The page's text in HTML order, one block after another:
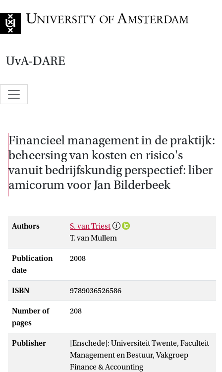
UvA-DARE
Financieel management in de praktijk:
beheersing van kosten en risico's
vanuit bedrijfskundig perspectief: liber
amicorum voor Jan Bilderbeek
Authors
S. van Triest
T. van Mullem
Publication
date
2008
ISBN 9789036526586
Number of
pages
208
Publisher
[Enschede]: Universiteit Twente, Faculteit
Management en Bestuur, Vakgroep
Finance & Accounting